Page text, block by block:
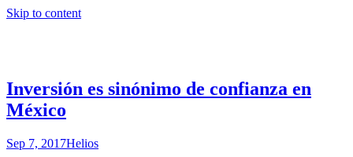
Skip to content
Inversión es sinónimo de confianza en
México
Sep 7, 2017Helios